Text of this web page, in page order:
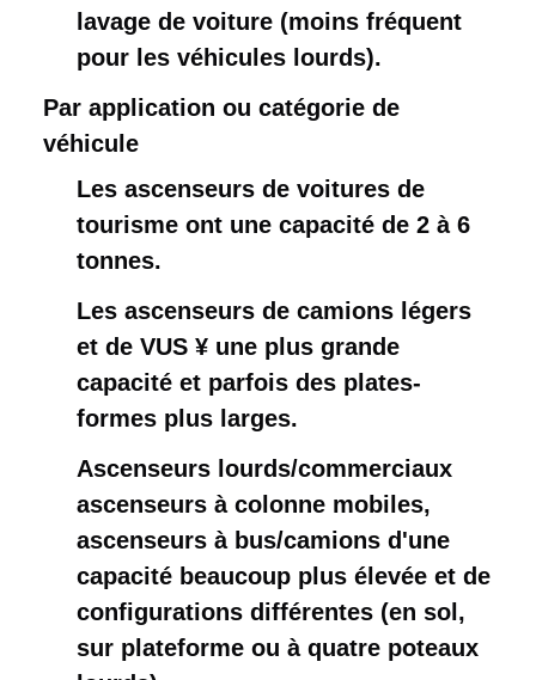
lavage de voiture (moins fréquent
pour les véhicules lourds).
Par application ou catégorie de
véhicule
Les ascenseurs de voitures de
tourisme ont une capacité de 2 à 6
tonnes.
Les ascenseurs de camions légers
et de VUS ¥ une plus grande
capacité et parfois des plates-
formes plus larges.
Ascenseurs lourds/commerciaux ️
ascenseurs à colonne mobiles,
ascenseurs à bus/camions d'une
capacité beaucoup plus élevée et de
configurations différentes (en sol,
sur plateforme ou à quatre poteaux